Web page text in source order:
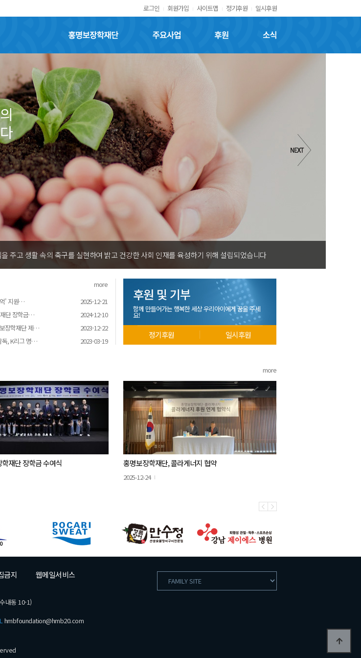
로그인 회원가입 사이트맵 정기후원 일시후원
홍명보장학재단 주요사업 후원 소식
주고 생활 속의 축구를 실현하여 밝고 건강한 사회 인재를 육성하기 위해 설립되었습니다
more
' 지원…
2025-12-21
단 장학금…
2024-12-10
장학재단 제…
2023-12-22
독, K리그 명…
2023-03-19
후원 및 기부
함께 만들어가는 행복한 세상 우리아이에게 꿈을 주세
요!
정기후원 일시후원
more
재단 장학금 수여식 홍명보장학재단, 콜라게너지 협약
2025-12-24
금지 웹메일서비스
내동 10-1)
hmbfoundation@hmb20.com